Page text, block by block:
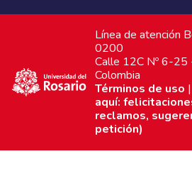
Línea de atención
0200
Calle 12C Nº 6-25
Colombia
Términos de uso |
aquí:
reclamos,
petición)